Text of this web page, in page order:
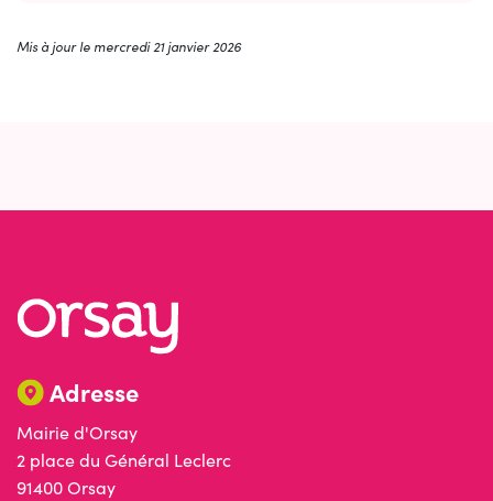
Mis à jour le mercredi 21 janvier 2026
Adresse
Mairie d'Orsay
2 place du Général Leclerc
91400 Orsay